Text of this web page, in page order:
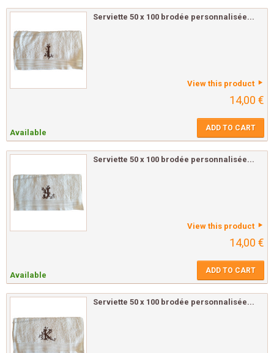
Serviette 50 x 100 brodée personnalisée...
View this product
14,00 €
Available ADD TO CART
Serviette 50 x 100 brodée personnalisée...
View this product
14,00 €
Available ADD TO CART
Serviette 50 x 100 brodée personnalisée...